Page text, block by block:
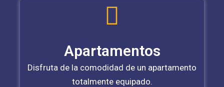
Apartamentos
Disfruta de la comodidad de un apartamento
totalmente equipado.